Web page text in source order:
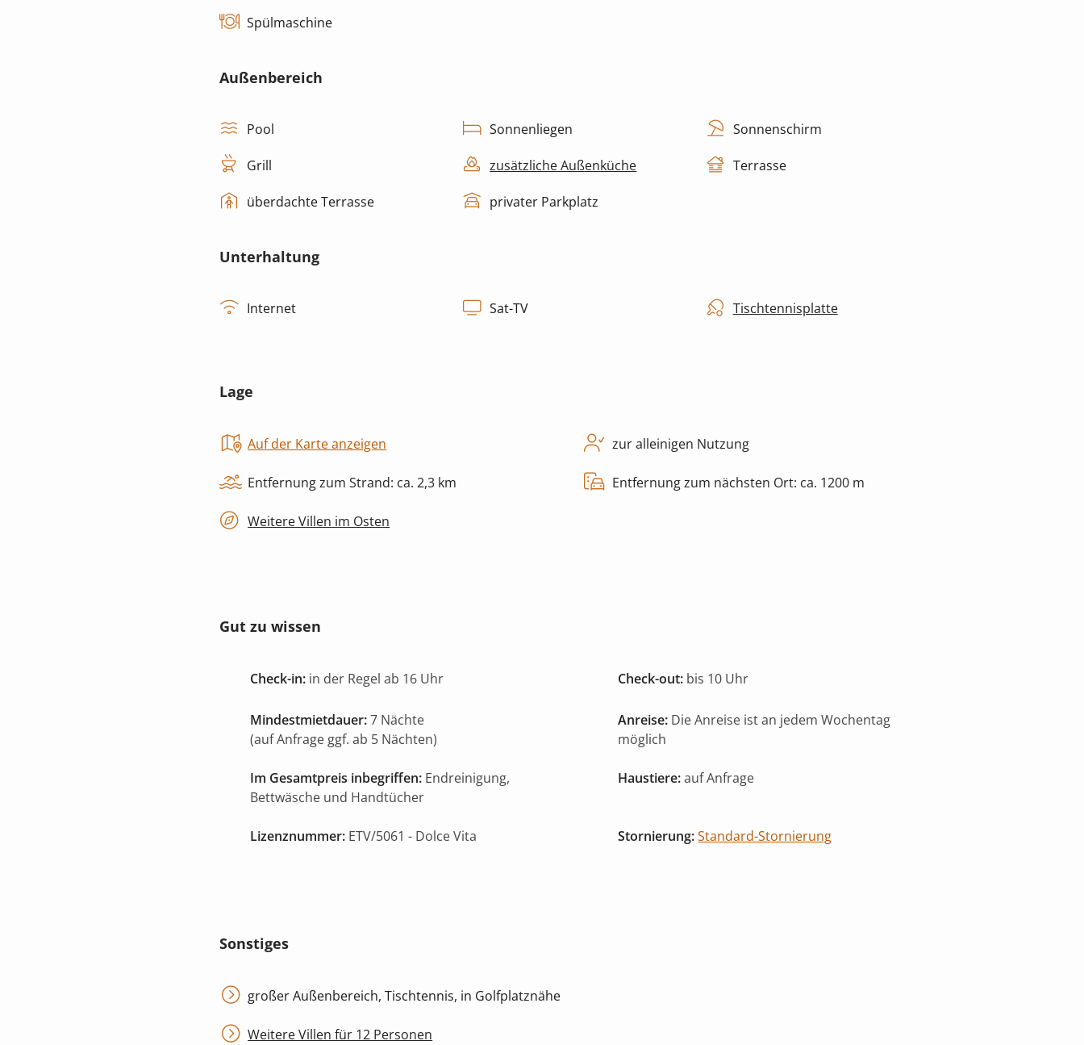
Spülmaschine
Außenbereich
Pool Sonnenliegen Sonnenschirm
Grill zusätzliche Außenküche Terrasse
überdachte Terrasse privater Parkplatz
Unterhaltung
Internet Sat-TV Tischtennisplatte
Lage
Auf der Karte anzeigen zur alleinigen Nutzung
Entfernung zum Strand: ca. 2,3 km Entfernung zum nächsten Ort: ca. 1200 m
Weitere Villen im Osten
Gut zu wissen
Check-in: in der Regel ab 16 Uhr Check-out: bis 10 Uhr
Mindestmietdauer:7 Nächte
(auf Anfrage ggf. ab 5 Nächten)
Anreise: Die Anreise ist an jedem Wochentag
möglich
Im Gesamtpreis inbegriffen: Endreinigung,
Bettwäsche und Handtücher
Haustiere:auf Anfrage
Lizenznummer: ETV/5061 - Dolce Vita Stornierung:Standard-Stornierung
Sonstiges
großer Außenbereich, Tischtennis, in Golfplatznähe
Weitere Villen für 12 Personen